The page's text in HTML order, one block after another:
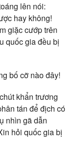
lên nói:
hay không!
giặc cướp trên
quốc gia đều bị
bố cỡ nào đây!
khẩn trương
tán để địch có
nhìn gã dẫn
hỏi quốc gia bị